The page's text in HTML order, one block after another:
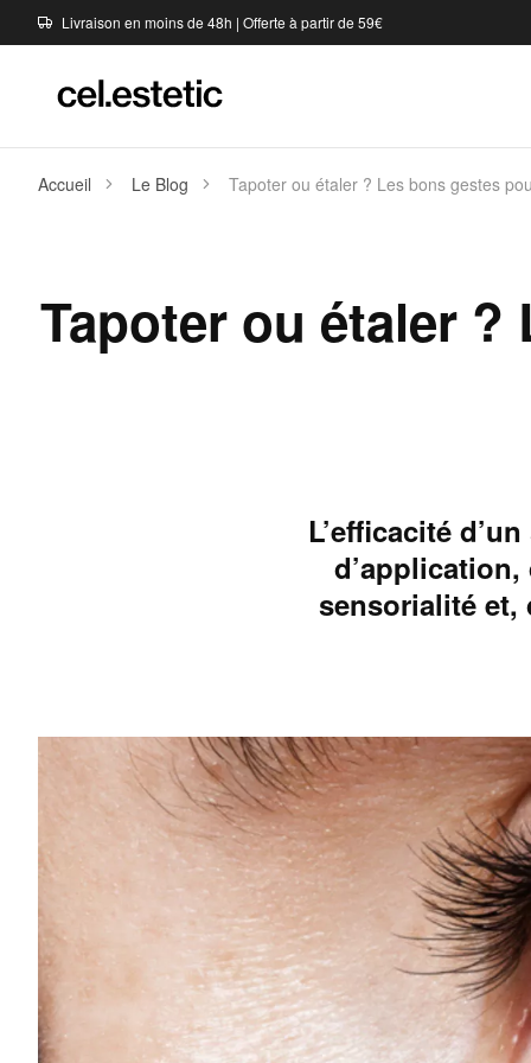
Livraison en moins de 48h | Offerte à partir de 59€
Accueil Le Blog Tapoter ou étaler ? Les bons gestes
Tapoter ou étaler
L’efficacité
d’application,
sensorialité et,